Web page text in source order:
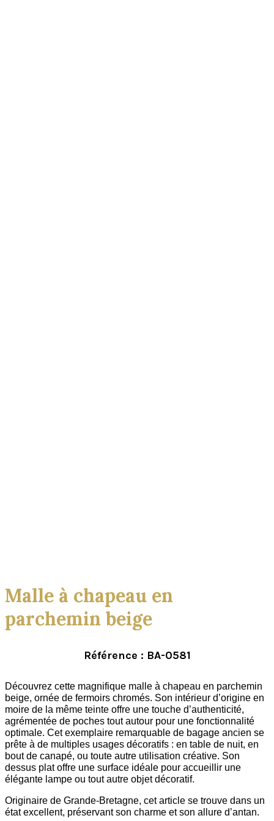
Malle à chapeau en
parchemin beige
Référence : BA-0581
Découvrez cette magnifique malle à chapeau en parchemin
beige, ornée de fermoirs chromés. Son intérieur d’origine en
moire de la même teinte offre une touche d’authenticité,
agrémentée de poches tout autour pour une fonctionnalité
optimale. Cet exemplaire remarquable de bagage ancien se
prête à de multiples usages décoratifs : en table de nuit, en
bout de canapé, ou toute autre utilisation créative. Son
dessus plat offre une surface idéale pour accueillir une
élégante lampe ou tout autre objet décoratif.
Originaire de Grande-Bretagne, cet article se trouve dans un
état excellent, préservant son charme et son allure d’antan.